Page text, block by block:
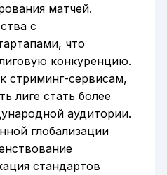
матчей.
с
что
конкуренцию.
стриминг-сервисам,
лиге стать более
аудитории.
глобализации
стандартов